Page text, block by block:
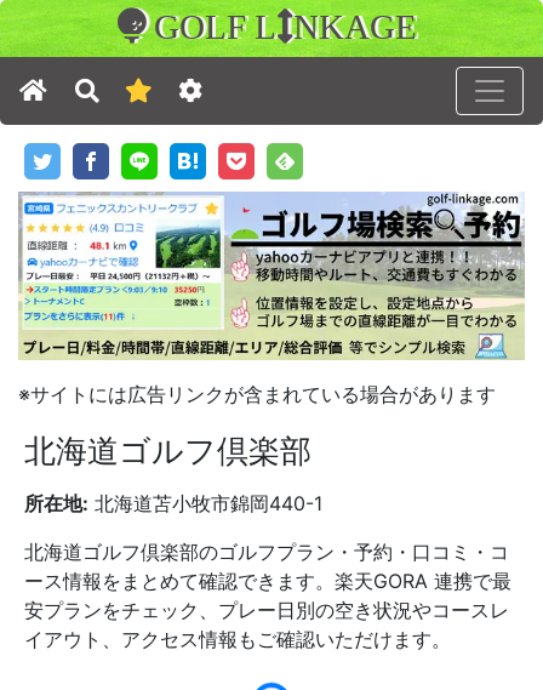
GOLF L NKAGE
※サイトには広告リンクが含まれている場合があります
北海道ゴルフ倶楽部
所在地: 北海道苫小牧市錦岡440-1
北海道ゴルフ倶楽部のゴルフプラン・予約・口コミ・コ
ース情報をまとめて確認できます。楽天GORA 連携で最
安プランをチェック、プレー日別の空き状況やコースレ
イアウト、アクセス情報もご確認いただけます。